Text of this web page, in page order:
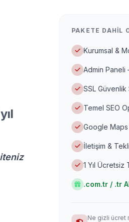
PAKETE DAHIL
Kurumsal &
Admin
SSL Güvenlik
Temel SEO
Google
İletişim &
1 Yıl
.com.tr / .tr
Ne gizli ücret